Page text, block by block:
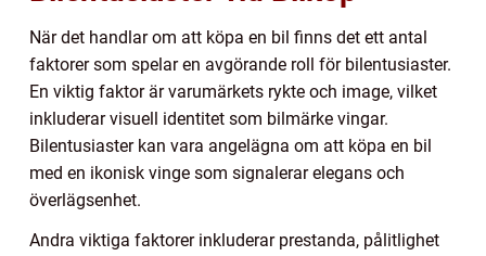
När det handlar om att köpa en bil finns det ett antal
faktorer som spelar en avgörande roll för bilentusiaster.
En viktig faktor är varumärkets rykte och image, vilket
inkluderar visuell identitet som bilmärke vingar.
Bilentusiaster kan vara angelägna om att köpa en bil
med en ikonisk vinge som signalerar elegans och
överlägsenhet.
Andra viktiga faktorer inkluderar prestanda, pålitlighet